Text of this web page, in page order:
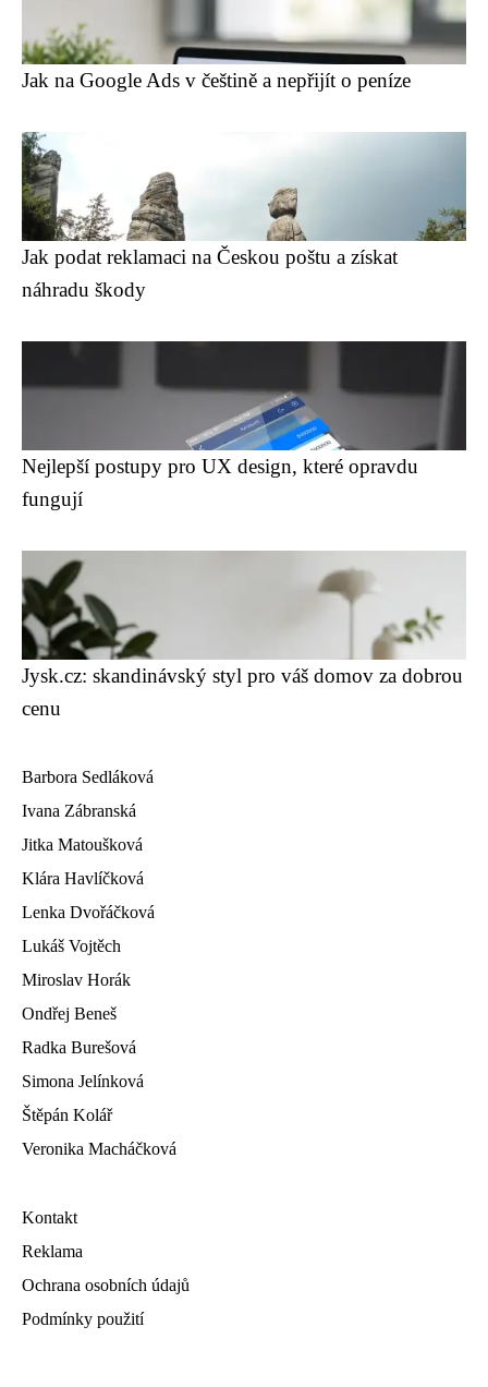
Jak na Google Ads v češtině a nepřijít o peníze
Jak podat reklamaci na Českou poštu a získat
náhradu škody
Nejlepší postupy pro UX design, které opravdu
fungují
Jysk.cz: skandinávský styl pro váš domov za dobrou
cenu
Barbora Sedláková
Ivana Zábranská
Jitka Matoušková
Klára Havlíčková
Lenka Dvořáčková
Lukáš Vojtěch
Miroslav Horák
Ondřej Beneš
Radka Burešová
Simona Jelínková
Štěpán Kolář
Veronika Macháčková
Kontakt
Reklama
Ochrana osobních údajů
Podmínky použití